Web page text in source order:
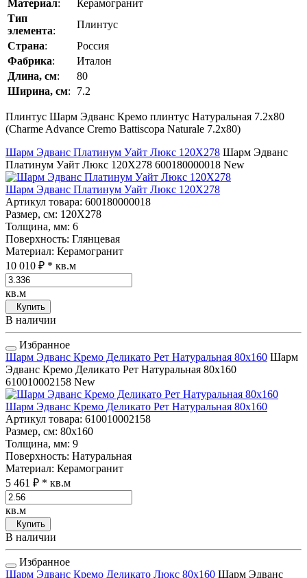
Материал:
Керамогранит
Тип
элемента:
Плинтус
Страна:
Россия
Фабрика:
Италон
Длина, см:
80
Ширина, см: 7.2
Плинтус Шарм Эдванс Кремо плинтус Натуральная 7.2x80
(Charme Advance Cremo Battiscopa Naturale 7.2x80)
Шарм Эдванс Платинум Уайт Люкс 120Х278 Шарм Эдванс
Платинум Уайт Люкс 120Х278 600180000018 New
Шарм Эдванс Платинум Уайт Люкс 120Х278
Артикул товара: 600180000018
Размер, см: 120Х278
Толщина, мм: 6
Поверхность: Глянцевая
Материал: Керамогранит
10 010 ₽ * кв.м
кв.м
Купить
В наличии
Избранное
Шарм Эдванс Кремо Деликато Рет Натуральная 80x160 Шарм
Эдванс Кремо Деликато Рет Натуральная 80x160
610010002158 New
Шарм Эдванс Кремо Деликато Рет Натуральная 80x160
Артикул товара: 610010002158
Размер, см: 80x160
Толщина, мм: 9
Поверхность: Натуральная
Материал: Керамогранит
5 461 ₽ * кв.м
кв.м
Купить
В наличии
Избранное
Шарм Эдванс Кремо Деликато Люкс 80x160 Шарм Эдванс